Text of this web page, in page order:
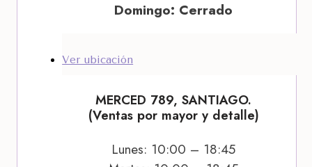
Domingo: Cerrado
Ver ubicación
MERCED 789, SANTIAGO.
(Ventas por mayor y detalle)
Lunes: 10:00 – 18:45